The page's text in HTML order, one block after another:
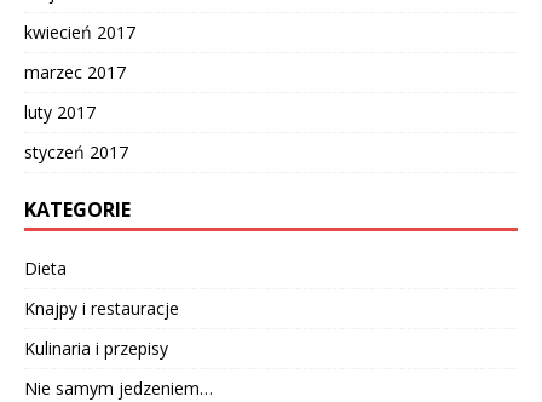
kwiecień 2017
marzec 2017
luty 2017
styczeń 2017
KATEGORIE
Dieta
Knajpy i restauracje
Kulinaria i przepisy
Nie samym jedzeniem…